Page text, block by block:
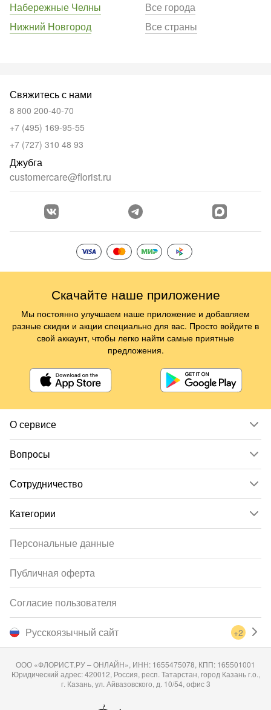
Набережные Челны
Нижний Новгород
Все города
Все страны
О сервисе
Вопросы
Сотрудничество
Категории
Свяжитесь с нами
8 800 200-40-70
+7 (495) 169-95-55
+7 (727) 310 48 93
Джубга
customercare@florist.ru
Русскоязычный сайт +2
Персональные данные
Публичная оферта
Согласие пользователя
ООО «ФЛОРИСТ.РУ – ОНЛАЙН», ИНН: 1655475078, КПП: 165501001
Юридический адрес: 420012, Россия, респ. Татарстан, город Казань г.о.,
г. Казань, ул. Айвазовского, д. 10/54, офис 3
Скачайте наше приложение
Мы постоянно улучшаем наше приложение и добавляем
разные скидки и акции специально для вас. Просто войдите в
свой аккаунт, чтобы легко найти самые приятные
предложения.